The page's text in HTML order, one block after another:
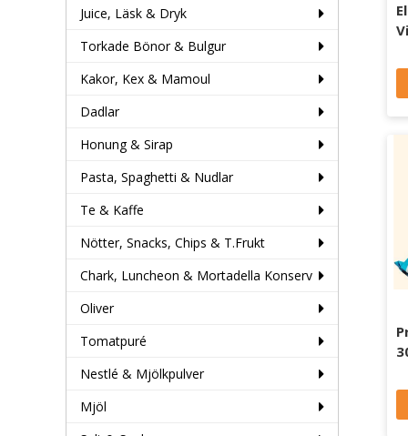
Juice, Läsk & Dryk
Torkade Bönor & Bulgur
Kakor, Kex & Mamoul
Dadlar
Honung & Sirap
Pasta, Spaghetti & Nudlar
Te & Kaffe
Nötter, Snacks, Chips & T.Frukt
Chark, Luncheon & Mortadella Konserv
Oliver
Tomatpuré
Nestlé & Mjölkpulver
Mjöl